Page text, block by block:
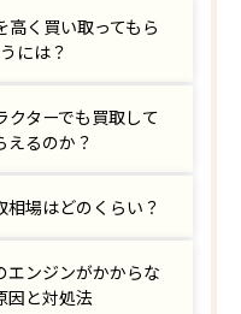
高く買い取ってもら
うには？
クターでも買取して
えるのか？
相場はどのくらい？
エンジンがかからな
因と対処法